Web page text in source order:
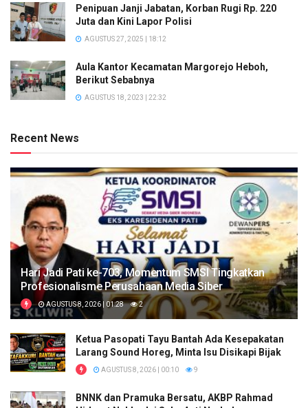
Penipuan Janji Jabatan, Korban Rugi Rp. 220
Juta dan Kini Lapor Polisi
AGUSTUS 27, 2025 | 18:12
Aula Kantor Kecamatan Margorejo Heboh,
Berikut Sebabnya
AGUSTUS 18, 2023 | 22:32
Recent News
Hari Jadi Pati ke-703, Momentum SMSI Tingkatkan
Profesionalisme Perusahaan Media Siber
AGUSTUS 8, 2026 | 01:28 2
Ketua Pasopati Tayu Bantah Ada Kesepakatan
Larang Sound Horeg, Minta Isu Disikapi Bijak
AGUSTUS 8, 2026 | 00:10 9
BNNK dan Pramuka Bersatu, AKBP Rahmad